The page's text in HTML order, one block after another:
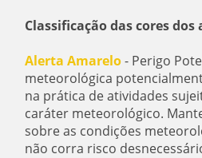
Classificação das cores dos
Alerta Amarelo- Perigo
meteorológica
na prática de atividades
caráter meteorológico.
sobre as condições
não corra risco